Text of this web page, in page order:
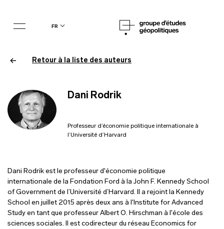
fr
Dani Rodrik
Professeur d’économie politique internationale à
l’Université d’Harvard
Dani Rodrik est le professeur d'économie politique
internationale de la Fondation Ford à la John F. Kennedy School
of Government de l’Université d’Harvard. Il a rejoint la Kennedy
School en juillet 2015 après deux ans à l'Institute for Advanced
Study en tant que professeur Albert O. Hirschman à l'école des
sciences sociales. Il est codirecteur du réseau Economics for
Retour à la liste des auteurs